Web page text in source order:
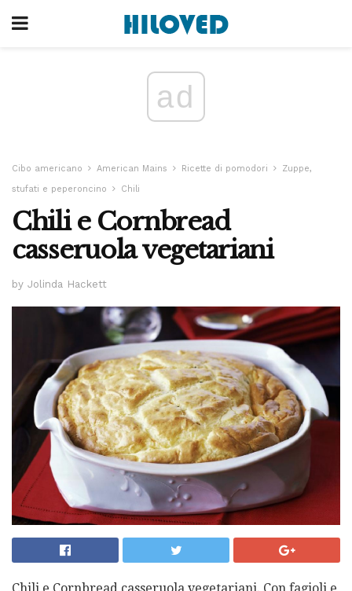
ad
Cibo americano American Mains Ricette di pomodori
Zuppe,
stufati e peperoncino
Chili
Chili e Cornbread
casseruola vegetariani
by Jolinda Hackett